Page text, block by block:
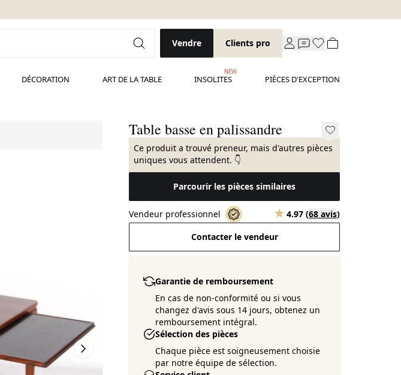
Vendre Clients pro
DÉCORATION ART DE LA TABLE INSOLITES
NEW
PIÈCES D'EXCEPTION
Table basse en palissandre
Ce produit a trouvé preneur, mais d'autres pièces
uniques vous attendent. 👇
Parcourir les pièces similaires
Vendeur professionnel 4.97 (68 avis)
Contacter le vendeur
Garantie de remboursement
En cas de non-conformité ou si vous
changez d'avis sous 14 jours, obtenez un
remboursement intégral.
Sélection des pièces
Chaque pièce est soigneusement choisie
par notre équipe de sélection.